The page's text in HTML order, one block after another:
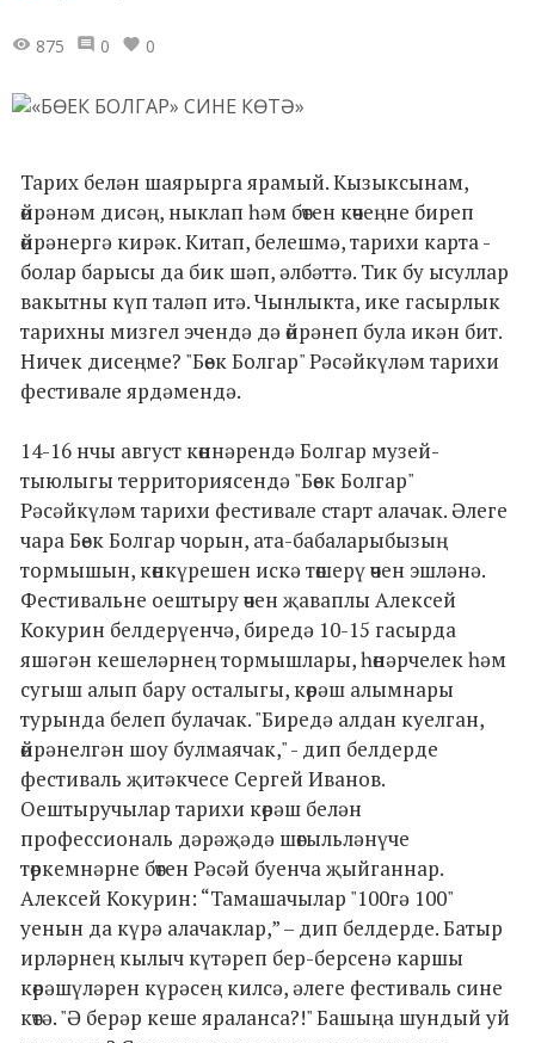
875 0 0
Тарих белән шаярырга ярамый. Кызыксынам,
өйрәнәм дисәң, ныклап һәм бөтен көчеңне биреп
өйрәнергә кирәк. Китап, белешмә, тарихи карта -
болар барысы да бик шәп, әлбәттә. Тик бу ысуллар
вакытны күп таләп итә. Чынлыкта, ике гасырлык
тарихны мизгел эчендә дә өйрәнеп була икән бит.
Ничек дисеңме? "Бөек Болгар" Рәсәйкүләм тарихи
фестивале ярдәмендә.
14-16 нчы август көннәрендә Болгар музей-
тыюлыгы территориясендә "Бөек Болгар"
Рәсәйкүләм тарихи фестивале старт алачак. Әлеге
чара Бөек Болгар чорын, ата-бабаларыбызың
тормышын, көнкүрешен искә төшерү өчен эшләнә.
Фестивальне оештыру өчен җаваплы Алексей
Кокурин белдерүенчә, биредә 10-15 гасырда
яшәгән кешеләрнең тормышлары, һөнәрчелек һәм
сугыш алып бару осталыгы, көрәш алымнары
турында белеп булачак. "Биредә алдан куелган,
өйрәнелгән шоу булмаячак," - дип белдерде
фестиваль җитәкчесе Сергей Иванов.
Оештыручылар тарихи көрәш белән
профессиональ дәрәҗәдә шөгыльләнүче
төркемнәрне бөтен Рәсәй буенча җыйганнар.
Алексей Кокурин: “Тамашачылар "100гә 100"
уенын да күрә алачаклар,” – дип белдерде. Батыр
ирләрнең кылыч күтәреп бер-берсенә каршы
көрәшүләрен күрәсең килсә, әлеге фестиваль сине
көтә. "Ә берәр кеше яраланса?!" Башыңа шундый уй